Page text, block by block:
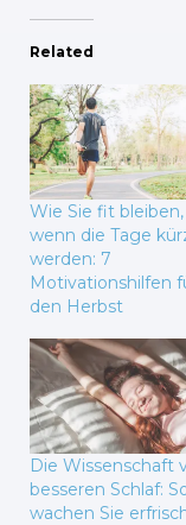
Related
Wie Sie fit bleiben,
wenn die Tage
werden: 7
Motivationshilfen
den Herbst
Die Wissenschaft
besseren Schlaf:
wachen Sie